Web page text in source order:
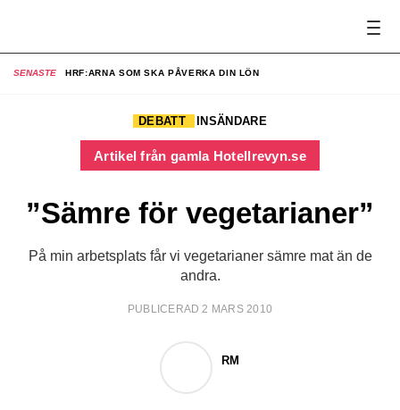
SENASTE HRF:ARNA SOM SKA PÅVERKA DIN LÖN
DEBATT INSÄNDARE
Artikel från gamla Hotellrevyn.se
”Sämre för vegetarianer”
På min arbetsplats får vi vegetarianer sämre mat än de
andra.
PUBLICERAD 2 MARS 2010
RM